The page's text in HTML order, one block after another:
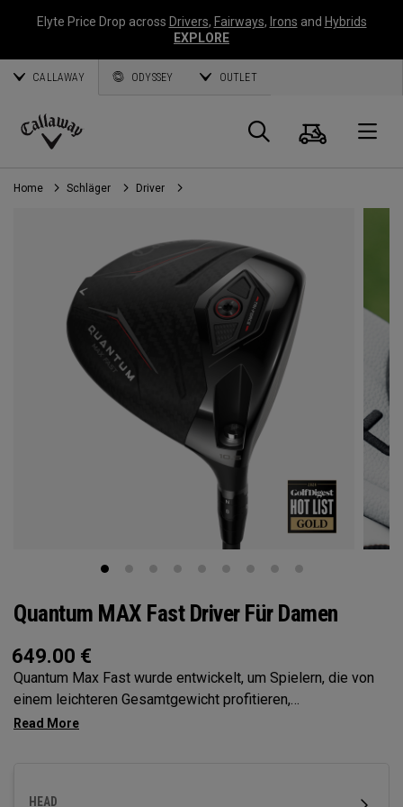
Elyte Price Drop across Drivers, Fairways, Irons and Hybrids
EXPLORE
CALLAWAY ODYSSEY OUTLET
Callaway
Golf
Suche
Home Schläger Driver
Quantum MAX Fast Driver Für Damen
649.00 €
Quantum Max Fast wurde entwickelt, um Spielern, die von
einem leichteren Gesamtgewicht profitieren,
Geschwindigkeit und Abschlag mühelos zu ermöglichen. Ein
HEAD